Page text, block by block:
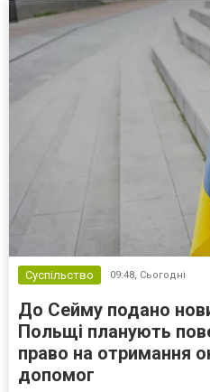
Суспільство 09:48, Сьогодні
До Сейму подано
Польщі планують
право на отримання
допомог